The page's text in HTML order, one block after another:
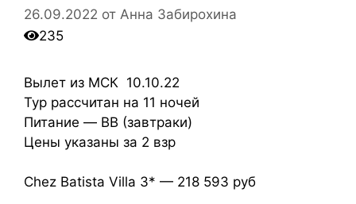
26.09.2022 от Анна Забирохина
235
Вылет из МСК 10.10.22
Тур рассчитан на 11 ночей
Питание — BB (завтраки)
Цены указаны за 2 взр
Chez Batista Villa 3* — 218 593 руб